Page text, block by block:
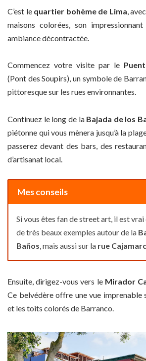
C’est le quartier bohème de Lima,
maisons colorées, son impressionnant
ambiance décontractée.
Commencez votre visite par le
(Pont des Soupirs), un symbole de
pittoresque sur les rues environnantes.
Continuez le long de la Bajada de los
piétonne qui vous mènera jusqu’à la
passerez devant des bars, des
d’artisanat local.
Mes conseils
Si vous êtes fan de street art, il est vrai
de très beaux exemples autour de la
Baños, mais aussi sur la rue
Ensuite, dirigez-vous vers le Mirador
Ce belvédère offre une vue imprenable
et les toits colorés de Barranco.